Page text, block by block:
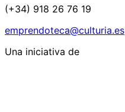
(+34) 918 26 76 19
emprendoteca@culturia.es
Una iniciativa de